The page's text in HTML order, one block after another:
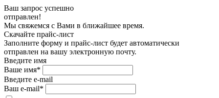
Ваш запрос успешно
отправлен!
Мы свяжемся с Вами в ближайшее время.
Скачайте прайс-лист
Заполните форму и прайс-лист будет автоматически
отправлен на вашу электронную почту.
Введите имя
Ваше имя*
Введите e-mail
Ваш e-mail*